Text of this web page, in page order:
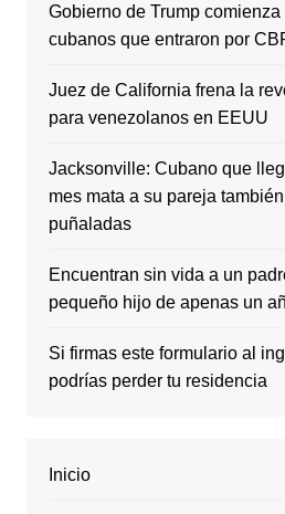
Gobierno de Trump
cubanos que entraron por
Juez de California frena la
para venezolanos en EEUU
Jacksonville: Cubano que
mes mata a su pareja
puñaladas
Encuentran sin vida a un
pequeño hijo de apenas un
Si firmas este formulario al
podrías perder tu residencia
Inicio